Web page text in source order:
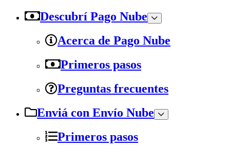
Descubrí Pago Nube
Acerca de Pago Nube
Primeros pasos
Preguntas frecuentes
Enviá con Envío Nube
Primeros pasos